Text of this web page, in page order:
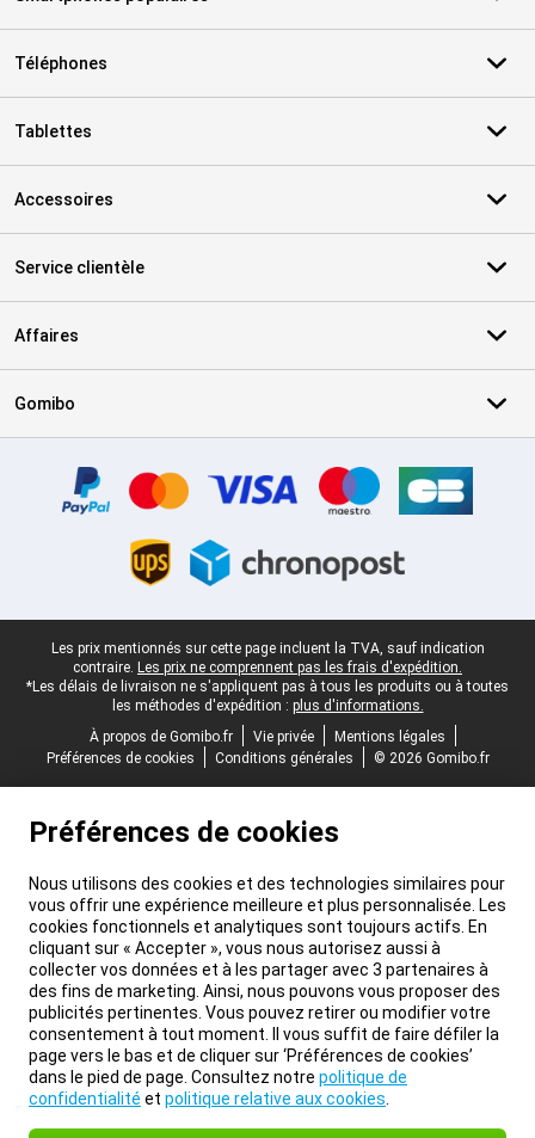
Téléphones
Tablettes
Accessoires
Service clientèle
Affaires
Gomibo
Pied-de-page légal
Les prix mentionnés sur cette page incluent la TVA, sauf indication
contraire. Les prix ne comprennent pas les frais d'expédition.
*Les délais de livraison ne s'appliquent pas à tous les produits ou à toutes
les méthodes d'expédition : plus d'informations.
À propos de Gomibo.fr
Vie privée
Mentions légales
Préférences de cookies
Conditions générales © 2026 Gomibo.fr
Préférences de cookies
Nous utilisons des cookies et des technologies similaires pour
vous offrir une expérience meilleure et plus personnalisée. Les
cookies fonctionnels et analytiques sont toujours actifs. En
cliquant sur « Accepter », vous nous autorisez aussi à
collecter vos données et à les partager avec 3 partenaires à
des fins de marketing. Ainsi, nous pouvons vous proposer des
publicités pertinentes. Vous pouvez retirer ou modifier votre
consentement à tout moment. Il vous suffit de faire défiler la
page vers le bas et de cliquer sur ‘Préférences de cookies’
dans le pied de page. Consultez notre politique de
confidentialité et politique relative aux cookies